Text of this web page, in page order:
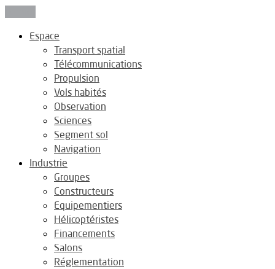
Espace
Transport spatial
Télécommunications
Propulsion
Vols habités
Observation
Sciences
Segment sol
Navigation
Industrie
Groupes
Constructeurs
Equipementiers
Hélicoptéristes
Financements
Salons
Réglementation